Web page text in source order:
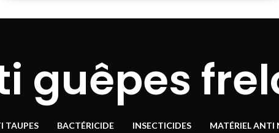
guêpes
TAUPES
BACTÉRICIDE
INSECTICIDES
MATÉRIEL ANTI